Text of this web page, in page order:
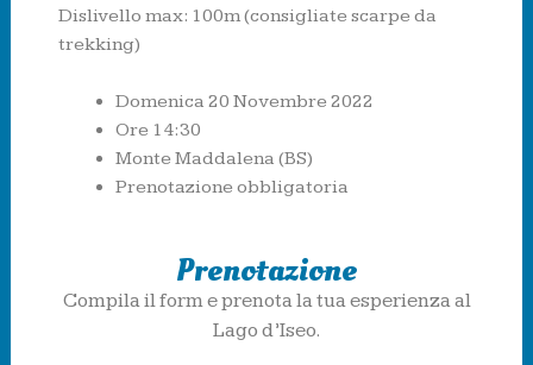
Dislivello max: 100m (consigliate scarpe da
trekking)
Domenica 20 Novembre 2022
Ore 14:30
Monte Maddalena (BS)
Prenotazione obbligatoria
Prenotazione
Compila il form e prenota la tua esperienza al
Lago d’Iseo.